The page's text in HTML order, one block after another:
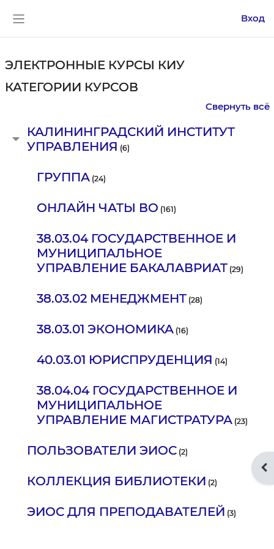
Вход
ЭЛЕКТРОННЫЕ КУРСЫ КИУ
КАТЕГОРИИ КУРСОВ
Свернуть всё
КАЛИНИНГРАДСКИЙ ИНСТИТУТ
УПРАВЛЕНИЯ (6)
ГРУППА(24)
ОНЛАЙН ЧАТЫ ВО (161)
38.03.04 ГОСУДАРСТВЕННОЕ И
МУНИЦИПАЛЬНОЕ
УПРАВЛЕНИЕ БАКАЛАВРИАТ (29)
38.03.02 МЕНЕДЖМЕНТ (28)
38.03.01 ЭКОНОМИКА(16)
40.03.01 ЮРИСПРУДЕНЦИЯ (14)
38.04.04 ГОСУДАРСТВЕННОЕ И
МУНИЦИПАЛЬНОЕ
УПРАВЛЕНИЕ МАГИСТРАТУРА(23)
ПОЛЬЗОВАТЕЛИ ЭИОС(2)
КОЛЛЕКЦИЯ БИБЛИОТЕКИ (2)
ЭИОС ДЛЯ ПРЕПОДАВАТЕЛЕЙ (3)